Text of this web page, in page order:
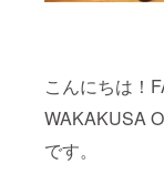
こんにちは！
WAKAKUSA
です。